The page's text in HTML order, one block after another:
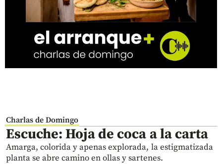
Charlas de Domingo
Escuche: Hoja de coca a la carta
Amarga, colorida y apenas explorada, la estigmatizada
planta se abre camino en ollas y sartenes.